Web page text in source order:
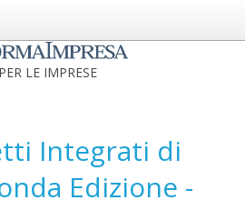
LE IMPRESE
Integrati di
Edizione -